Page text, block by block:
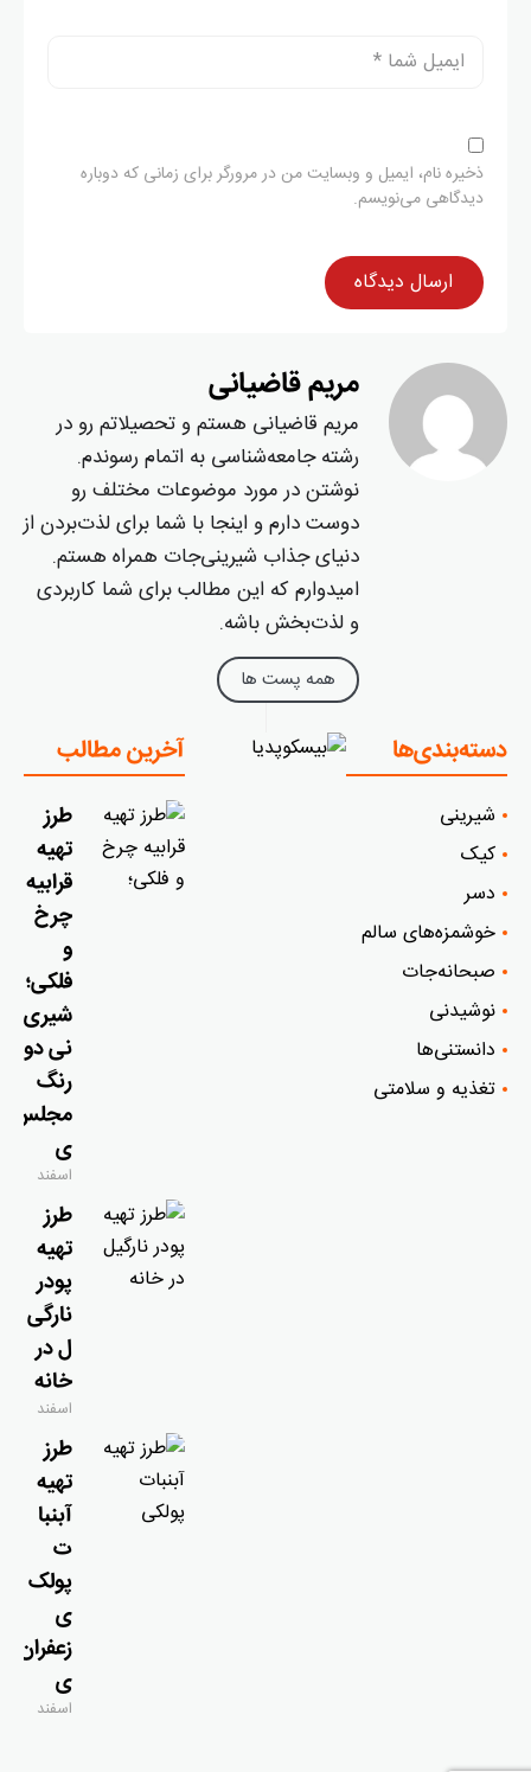
ذخیره نام، ایمیل و وبسایت من در مرورگر برای زمانی که دوباره
دیدگاهی می‌نویسم.
مریم قاضیانی
مریم قاضیانی هستم و تحصیلاتم رو در
رشته جامعه‌شناسی به اتمام رسوندم.
نوشتن در مورد موضوعات مختلف رو
دوست دارم و اینجا با شما برای لذت‌بردن از
دنیای جذاب شیرینی‌جات همراه هستم.
امیدوارم که این مطالب برای شما کاربردی
و لذت‌بخش باشه.
همه پست ها
دسته‌بندی‌ها
شیرینی
کیک
دسر
خوشمزه‌‌های سالم
صبحانه‌جات
نوشیدنی
دانستنی‌ها
تغذیه و سلامتی
آخرین مطالب
طرز
تهیه
قرابیه
چرخ
و
فلکی؛
شیری
نی دو
رنگ
مجلس
ی
اسفند
طرز
تهیه
پودر
نارگی
ل در
خانه
اسفند
طرز
تهیه
آبنبا
ت
پولک
ی
زعفران
ی
اسفند